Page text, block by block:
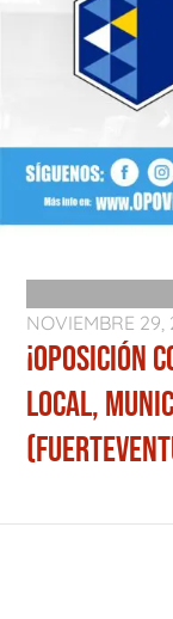
NOVIEMBRE 29,
¡OPOSICIÓN
LOCAL,